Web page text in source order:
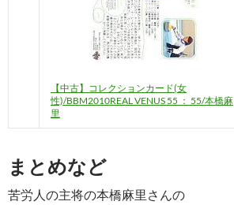
【中古】コレクションカード(女
性)/BBM2010REAL VENUS 55 ： 55/本橋麻
里
まとめなど
苦労人の主将の本橋麻里さんの